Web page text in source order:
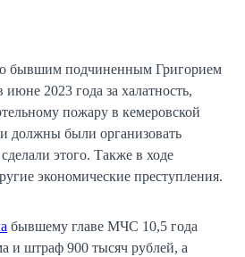
бывшим подчиненным Григорием
2023 года за халатность,
пожару в кемеровской
были организовать
этого. Также в ходе
экономические преступления.
бывшему главе МЧС 10,5 года
и штраф 900 тысяч рублей, а